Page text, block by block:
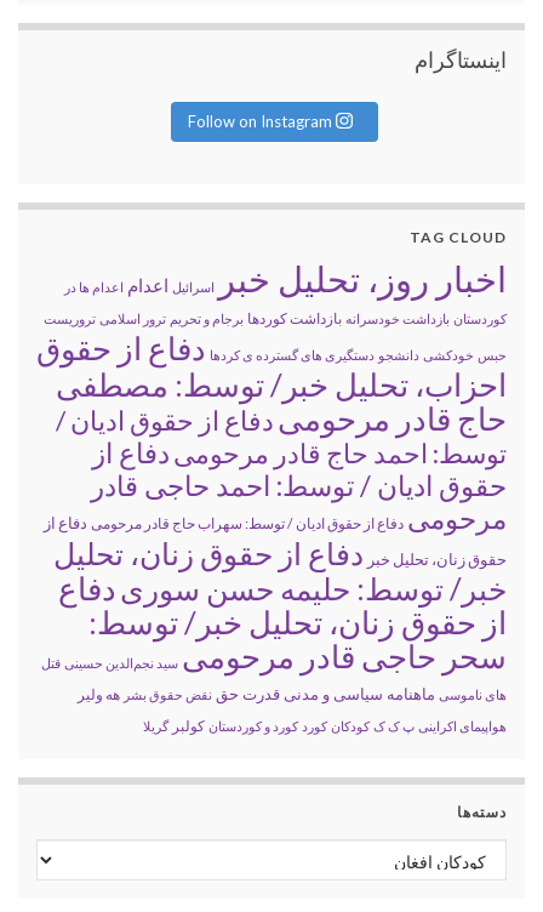
اینستاگرام
Follow on Instagram
TAG CLOUD
اخبار روز، تحلیل خبر اسرائیل اعدام اعدام ها در
کوردستان بازداشت خودسرانه بازداشت کوردها برجام و تحریم ترور اسلامی تروریست
حبس خودکشی دانشجو دستگیری های گسترده ی کردها دفاع از حقوق
احزاب، تحلیل خبر/ توسط: مصطفی
حاج قادر مرحومیدفاع از حقوق ادیان /
توسط: احمد حاج قادر مرحومیدفاع از
حقوق ادیان / توسط: احمد حاجی قادر
مرحومی دفاع از حقوق ادیان / توسط: سهراب حاج قادر مرحومی دفاع از
حقوق زنان، تحلیل خبر دفاع از حقوق زنان، تحلیل
خبر/ توسط: حلیمه حسن سوری دفاع
از حقوق زنان، تحلیل خبر/ توسط:
سحر حاجی قادر مرحومی سید نجم‌الدین حسینی قتل
های ناموسی ماهنامه سیاسی و مدنی قدرت حق نقض حقوق بشر هه ولیر
هواپیمای اکراینی پ ک ک کودکان کورد کورد و کوردستان کولبر گریلا
دسته‌ها
دسته‌ها